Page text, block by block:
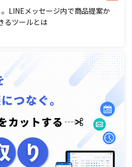
LINEメッセージ内で商品提案か
るツールとは